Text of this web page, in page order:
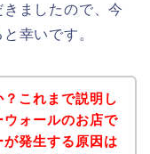
ましたので、今
幸いです。
これまで説明し
ォールのお店で
発生する原因は